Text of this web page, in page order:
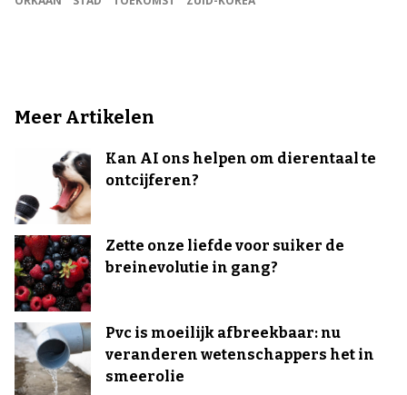
Meer Artikelen
Kan AI ons helpen om dierentaal te
ontcijferen?
Zette onze liefde voor suiker de
breinevolutie in gang?
Pvc is moeilijk afbreekbaar: nu
veranderen wetenschappers het in
smeerolie